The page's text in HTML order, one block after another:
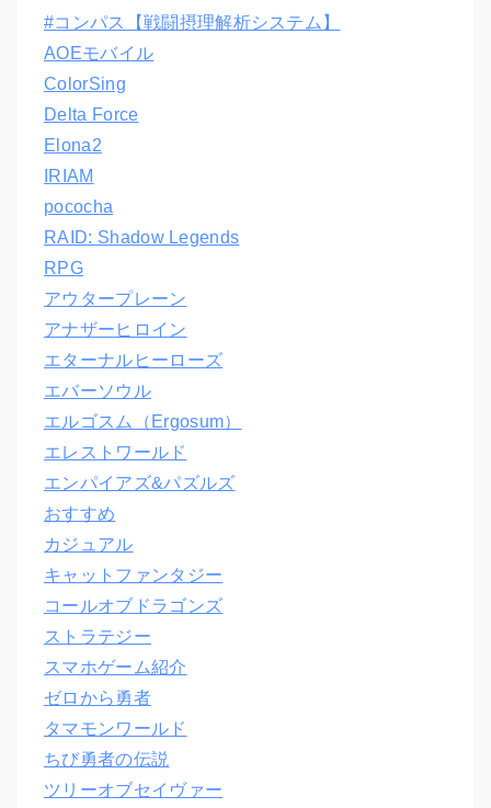
#コンパス【戦闘摂理解析システム】
AOEモバイル
ColorSing
Delta Force
Elona2
IRIAM
pococha
RAID: Shadow Legends
RPG
アウタープレーン
アナザーヒロイン
エターナルヒーローズ
エバーソウル
エルゴスム（Ergosum）
エレストワールド
エンパイアズ&パズルズ
おすすめ
カジュアル
キャットファンタジー
コールオブドラゴンズ
ストラテジー
スマホゲーム紹介
ゼロから勇者
タマモンワールド
ちび勇者の伝説
ツリーオブセイヴァー